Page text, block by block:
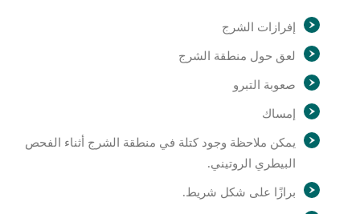
إفرازات الشرج
لعق حول منطقة الشرج
صعوبة التبرو
إمساك
يمكن ملاحظة وجود كتلة في منطقة الشرج أثناء الفحص
البيطري الروتيني.
برازًا على شكل شريط.